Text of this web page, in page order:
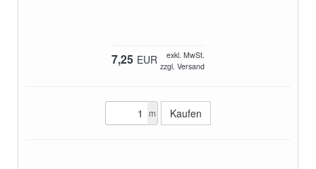
7,25 EUR
exkl. MwSt.
zzgl. Versand
m